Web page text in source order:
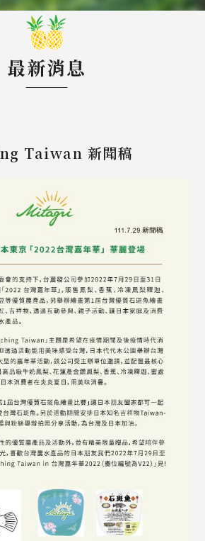
最新消息
Taiwan 新聞稿